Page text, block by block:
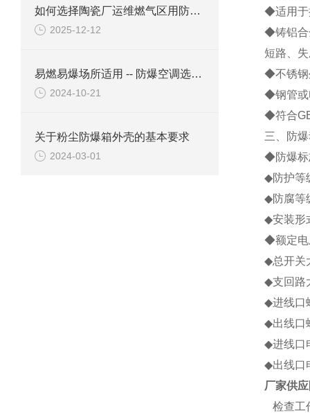
如何选择陶瓷厂运维燃气区用防爆柜？
2025-12-12
易燃易爆场所适用 -- 防爆空调选购六要素
2024-10-21
关于粉尘防爆箱外壳的基本要求
2024-03-01
◆适用于
◆铸铝合
短路、
◆不锈钢
◆钢管或
◆符合
三、防
◆防爆标
◆防护等
◆防腐等
◆安装形
◆额定电
◆总开关
◆支回路
◆进线口
◆出线口
◆进线口
◆出线口
厂家供
检查工